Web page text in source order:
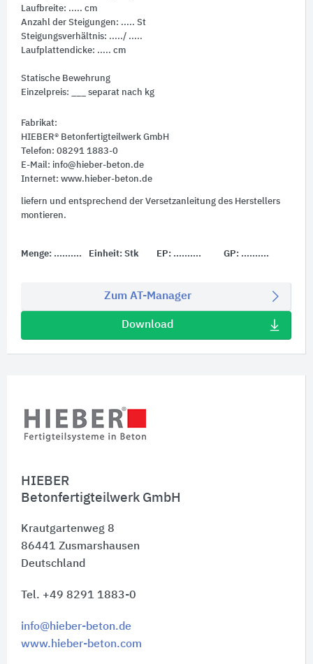
HIEBER
Betonfertigteilwerk GmbH
Krautgartenweg 8
86441 Zusmarshausen
Deutschland
Tel. +49 8291 1883-0
info@hieber-beton.de
www.hieber-beton.com
Laufbreite: ..... cm
Anzahl der Steigungen: ..... St
Steigungsverhältnis: ...../ .....
Laufplattendicke: ..... cm
Statische Bewehrung
Einzelpreis: ___ separat nach kg
Fabrikat:
HIEBER® Betonfertigteilwerk GmbH
Telefon: 08291 1883-0
E-Mail: info@hieber-beton.de
Internet: www.hieber-beton.de
liefern und entsprechend der Versetzanleitung des Herstellers
montieren.
Menge: .......... Einheit: Stk EP: .......... GP: ..........
Zum AT-Manager
Download